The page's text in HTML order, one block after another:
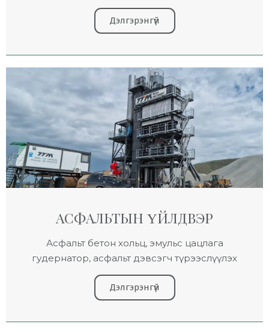
Дэлгэрэнгүй
АСФАЛЬТЫН ҮЙЛДВЭР
Асфальт бетон хольц, эмульс цацлага
гудернатор, асфальт дэвсэгч түрээслүүлэх
Дэлгэрэнгүй